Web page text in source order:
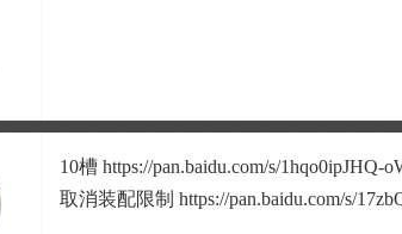
10槽 https://pan.baidu.com/s/1hqo0ipJHQ-
取消装配限制 https://pan.baidu.com/s/